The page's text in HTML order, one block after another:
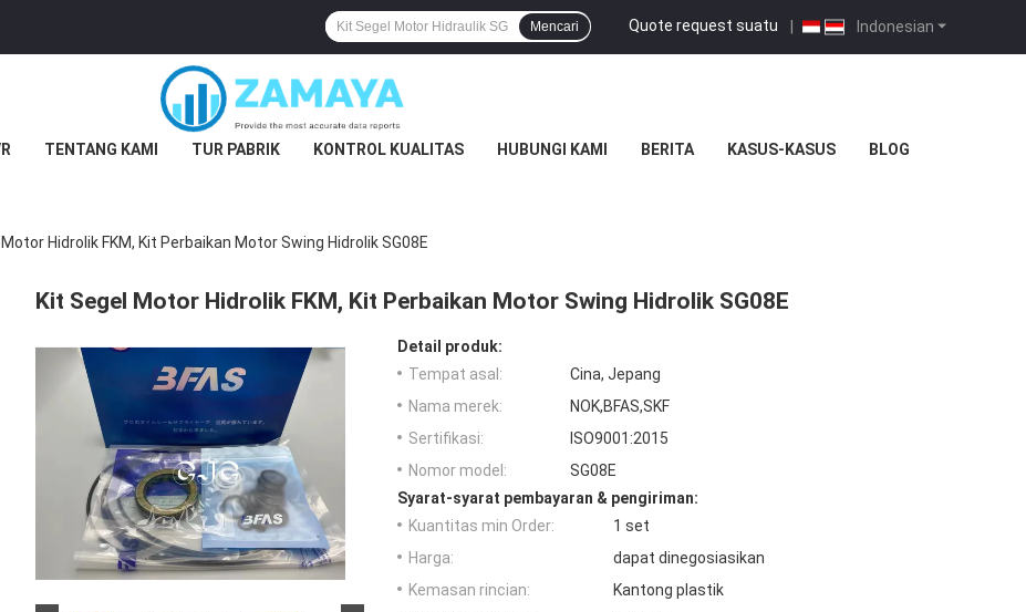
Indonesian
Quote request suatu |
Mencari
TENTANG KAMI TUR PABRIK KONTROL KUALITAS HUBUNGI KAMI BERITA KASUS-KASUS BLOG
Hidrolik FKM, Kit Perbaikan Motor Swing Hidrolik SG08E
Kit Segel Motor Hidrolik FKM, Kit Perbaikan Motor Swing Hidrolik SG08E
Detail produk:
Tempat asal:
Cina, Jepang
Nama merek:
NOK,BFAS,SKF
Sertifikasi:
ISO9001:2015
Nomor model:
SG08E
Syarat-syarat pembayaran & pengiriman:
Kuantitas min Order:
1 set
Harga:
dapat dinegosiasikan
Kemasan rincian:
Kantong plastik